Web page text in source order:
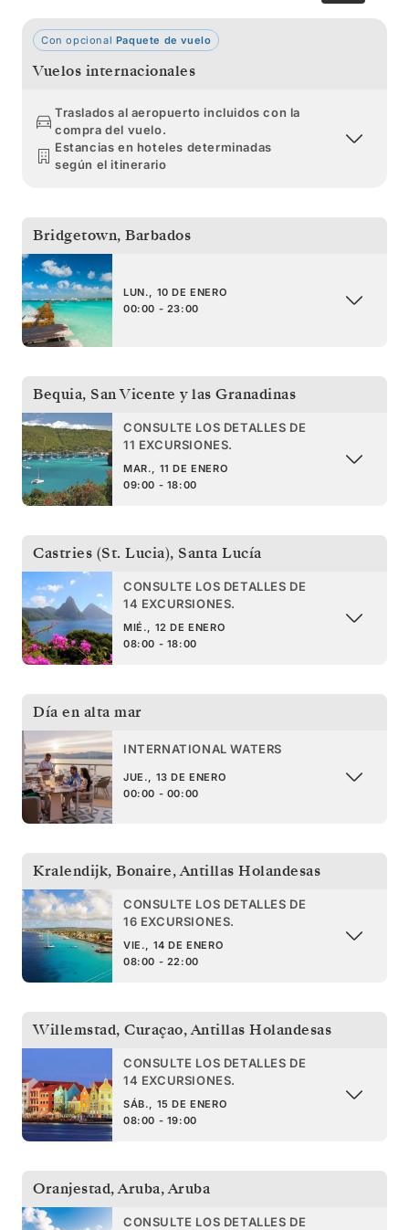
Con opcional Paquete de vuelo
Vuelos internacionales
Traslados al aeropuerto incluidos con la
compra del vuelo.
Estancias en hoteles determinadas
según el itinerario
Bridgetown, Barbados
LUN., 10 DE ENERO
00:00 - 23:00
Bequia, San Vicente y las Granadinas
CONSULTE LOS DETALLES DE
11 EXCURSIONES.
MAR., 11 DE ENERO
09:00 - 18:00
Castries (St. Lucia), Santa Lucía
CONSULTE LOS DETALLES DE
14 EXCURSIONES.
MIÉ., 12 DE ENERO
08:00 - 18:00
Día en alta mar
INTERNATIONAL WATERS
JUE., 13 DE ENERO
00:00 - 00:00
Kralendijk, Bonaire,Antillas Holandesas
CONSULTE LOS DETALLES DE
16 EXCURSIONES.
VIE., 14 DE ENERO
08:00 - 22:00
Willemstad, Curaçao,Antillas Holandesas
CONSULTE LOS DETALLES DE
14 EXCURSIONES.
SÁB., 15 DE ENERO
08:00 - 19:00
Oranjestad, Aruba,Aruba
CONSULTE LOS DETALLES DE